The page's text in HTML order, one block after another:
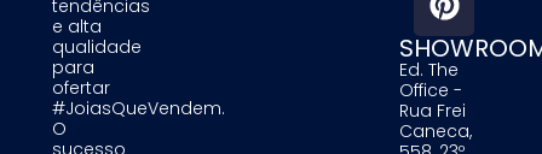
tendências
e alta
qualidade
para
ofertar
#JoiasQueVendem.
O
sucesso
Ed. The
Office -
Rua Frei
Caneca,